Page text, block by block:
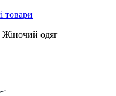
Жіночий одяг